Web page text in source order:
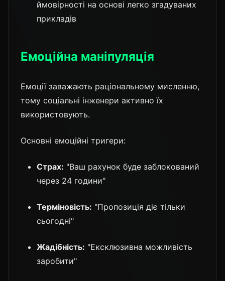
ймовірності на основі легко згадуваних
прикладів
Емоційна маніпуляція
Емоції заважають раціональному мисленню,
тому соціальні інженери активно їх
використовують.
Основні емоційні тригери:
Страх: "Ваш рахунок буде заблокований
через 24 години"
Терміновість: "Пропозиція діє тільки
сьогодні"
Жадібність: "Ексклюзивна можливість
заробити"